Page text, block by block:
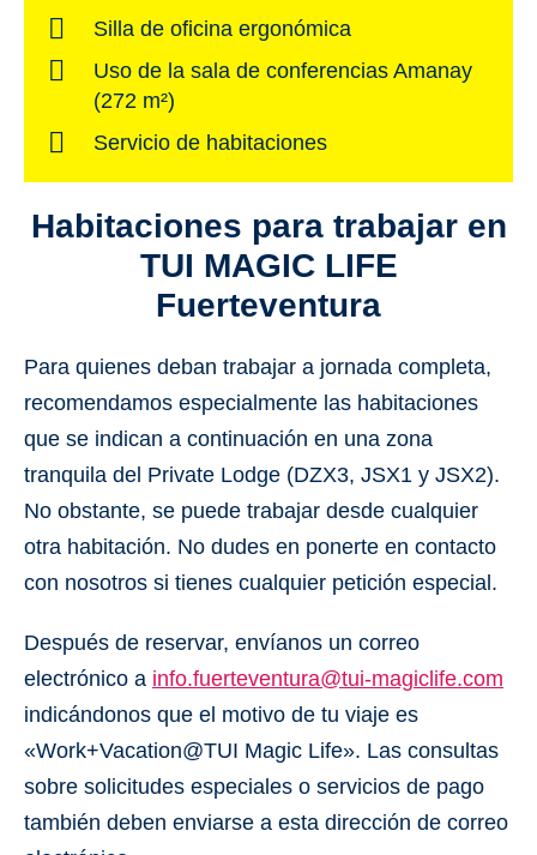
Silla de oficina ergonómica
Uso de la sala de conferencias Amanay
(272 m²)
Servicio de habitaciones
Habitaciones para trabajar en
TUI MAGIC LIFE
Fuerteventura
Para quienes deban trabajar a jornada completa,
recomendamos especialmente las habitaciones
que se indican a continuación en una zona
tranquila del Private Lodge (DZX3, JSX1 y JSX2).
No obstante, se puede trabajar desde cualquier
otra habitación. No dudes en ponerte en contacto
con nosotros si tienes cualquier petición especial.
Después de reservar, envíanos un correo
electrónico a info.fuerteventura@tui-magiclife.com
indicándonos que el motivo de tu viaje es
«Work+Vacation@TUI Magic Life». Las consultas
sobre solicitudes especiales o servicios de pago
también deben enviarse a esta dirección de correo